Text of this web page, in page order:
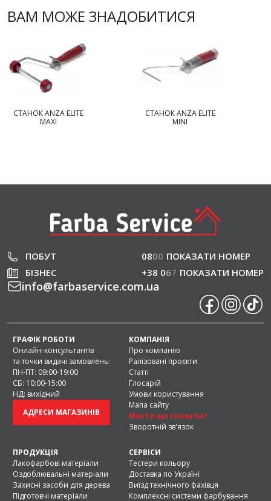
ВАМ МОЖЕ ЗНАДОБИТИСЯ
СТАНОК ANZA ELITE
MAXI
СТАНОК ANZA ELITE
MINI
ПОБУТ 0800 ПОКАЗАТИ НОМЕР
БІЗНЕС
+38 067 ПОКАЗАТИ НОМЕР
info@farbaservice.com.ua
КОМПАНІЯ
Про компанію
Ралізовані проєкти
Статті
Глосарій
Умови користування
Мапа сайту
Маєте що сказати?
Зворотній зв'язок
ПРОДУКЦІЯ
Лакофарбові матеріали
Оздоблювальні матеріали
Захисні засоби для дерева
Підготовчі матеріали
СЕРВІСИ
Тестери кольору
Доставка по Україні
Виїзд технічного фахівця
Комплексні системи фарбування
ГРАФІК РОБОТИ
Онлайн-консультантів
та точки видачі замовлень:
ПН-ПТ: 09:00-19:00
СБ: 10:00-15:00
НД: вихідний
АДРЕСИ МАГАЗИНІВ